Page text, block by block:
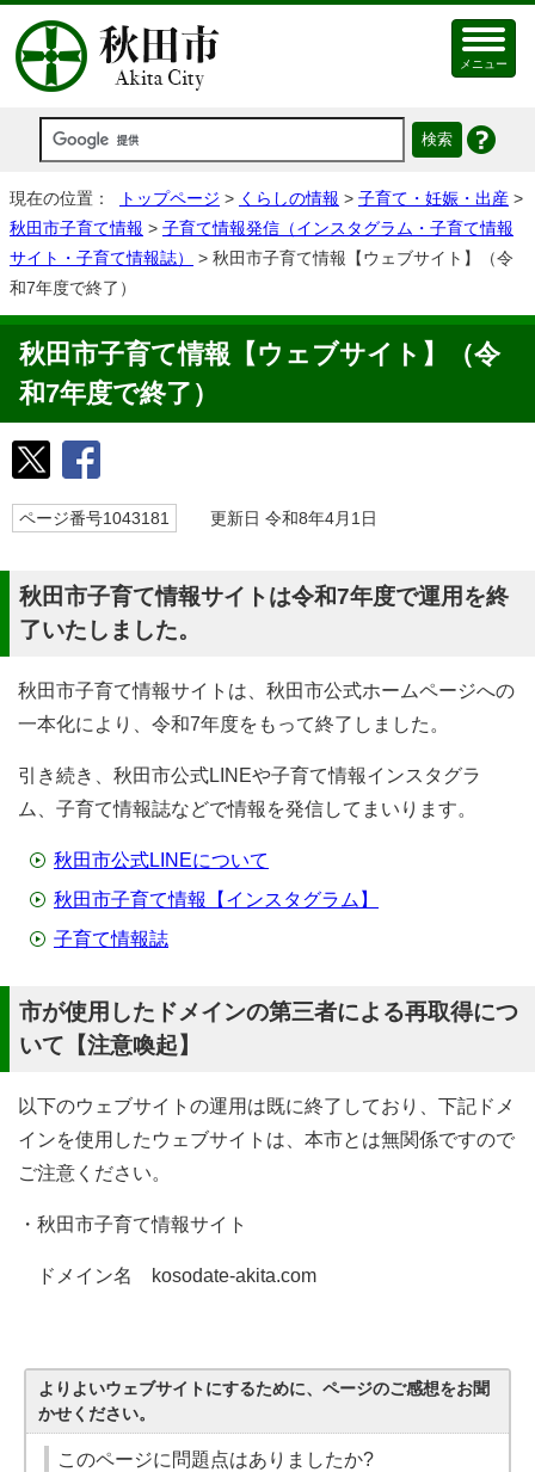
メニュー
現在の位置： トップページ > くらしの情報 > 子育て・妊娠・出産 >
秋田市子育て情報 > 子育て情報発信（インスタグラム・子育て情報
サイト・子育て情報誌）
> 秋田市子育て情報【ウェブサイト】（令
和7年度で終了）
秋田市子育て情報【ウェブサイト】（令
和7年度で終了）
ページ番号1043181 更新日 令和8年4月1日
秋田市子育て情報サイトは令和7年度で運用を終
了いたしました。
秋田市子育て情報サイトは、秋田市公式ホームページへの
一本化により、令和7年度をもって終了しました。
引き続き、秋田市公式LINEや子育て情報インスタグラ
ム、子育て情報誌などで情報を発信してまいります。
秋田市公式LINEについて
秋田市子育て情報【インスタグラム】
子育て情報誌
市が使用したドメインの第三者による再取得につ
いて【注意喚起】
以下のウェブサイトの運用は既に終了しており、下記ドメ
インを使用したウェブサイトは、本市とは無関係ですので
ご注意ください。
・秋田市子育て情報サイト
ドメイン名 kosodate-akita.com
よりよいウェブサイトにするために、ページのご感想をお聞
かせください。
このページに問題点はありましたか?